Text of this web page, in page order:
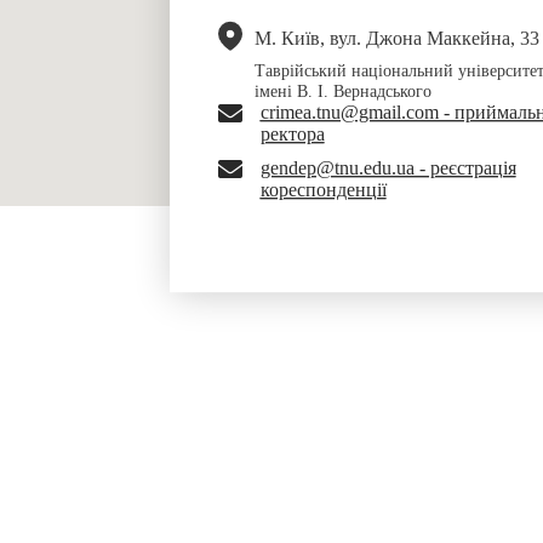
М. Київ, вул. Джона Маккейна, 33
Таврійський національний університет
імені В. І. Вернадського
crimea.tnu@gmail.com -
ректора
gendep@tnu.edu.ua - реєстрація
кореспонденції